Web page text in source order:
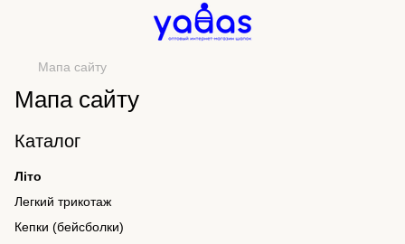
Мапа сайту
Мапа сайту
Каталог
Літо
Легкий трикотаж
Кепки (бейсболки)